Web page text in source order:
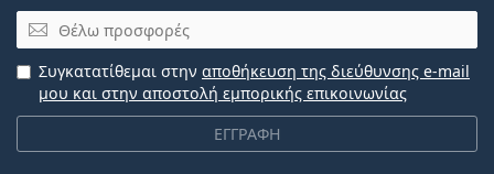
Email
ΕΓΓΡΑΦΗ
Συγκατατίθεμαι στην αποθήκευση της διεύθυνσης e-mail
μου και στην αποστολή εμπορικής επικοινωνίας